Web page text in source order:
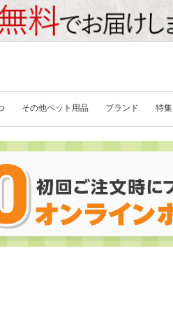
その他ペット用品 ブランド 特集